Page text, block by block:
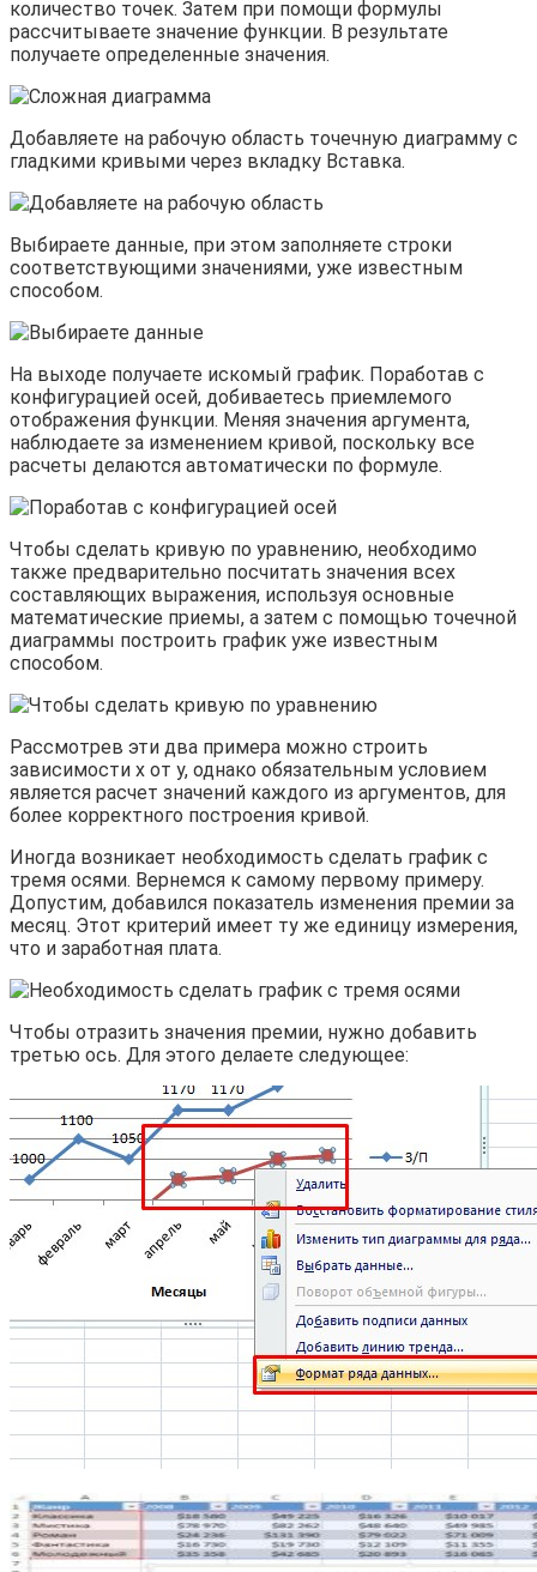
количество точек. Затем при помощи формулы
рассчитываете значение функции. В результате
получаете определенные значения.
Добавляете на рабочую область точечную диаграмму с
гладкими кривыми через вкладку Вставка.
Выбираете данные, при этом заполняете строки
соответствующими значениями, уже известным
способом.
На выходе получаете искомый график. Поработав с
конфигурацией осей, добиваетесь приемлемого
отображения функции. Меняя значения аргумента,
наблюдаете за изменением кривой, поскольку все
расчеты делаются автоматически по формуле.
Чтобы сделать кривую по уравнению, необходимо
также предварительно посчитать значения всех
составляющих выражения, используя основные
математические приемы, а затем с помощью точечной
диаграммы построить график уже известным
способом.
Рассмотрев эти два примера можно строить
зависимости x от y, однако обязательным условием
является расчет значений каждого из аргументов, для
более корректного построения кривой.
Иногда возникает необходимость сделать график с
тремя осями. Вернемся к самому первому примеру.
Допустим, добавился показатель изменения премии за
месяц. Этот критерий имеет ту же единицу измерения,
что и заработная плата.
Чтобы отразить значения премии, нужно добавить
третью ось. Для этого делаете следующее: